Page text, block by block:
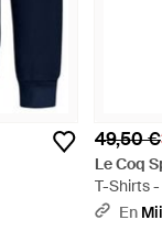
49,50 €
Le Coq
T-Shirts
En